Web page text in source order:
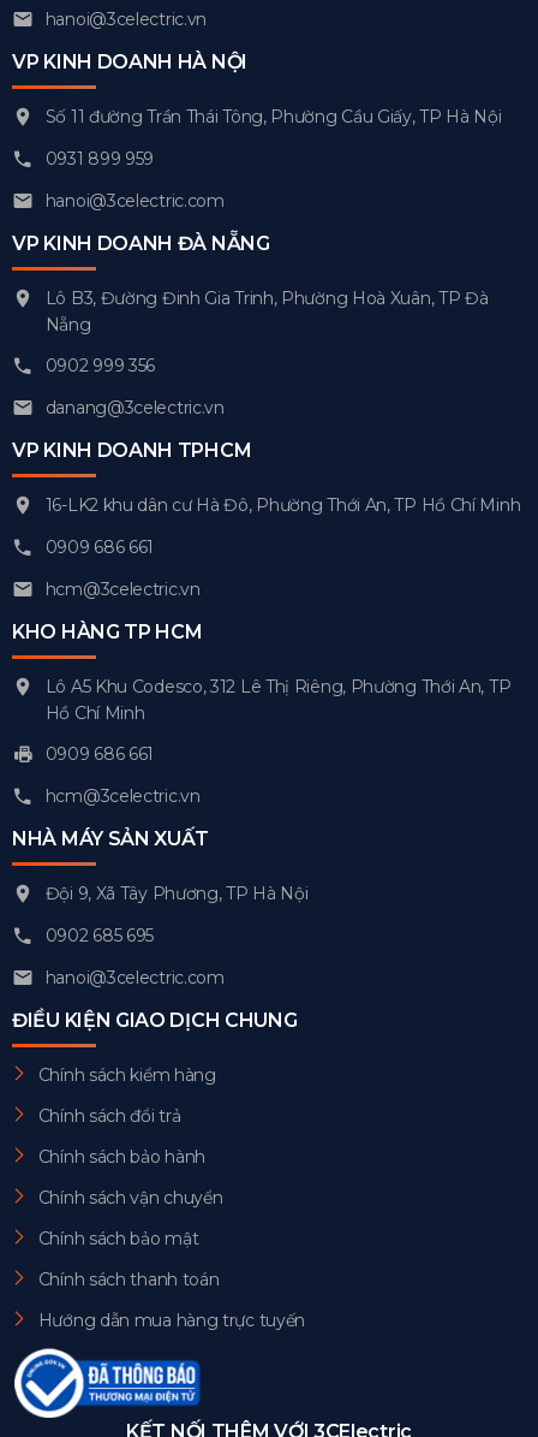
hanoi@3celectric.vn
VP KINH DOANH HÀ NỘI
Số 11 đường Trần Thái Tông, Phường Cầu Giấy, TP Hà Nội
0931 899 959
hanoi@3celectric.com
VP KINH DOANH ĐÀ NẴNG
Lô B3, Đường Đinh Gia Trinh, Phường Hoà Xuân, TP Đà
Nẵng
0902 999 356
danang@3celectric.vn
VP KINH DOANH TPHCM
16-LK2 khu dân cư Hà Đô, Phường Thới An, TP Hồ Chí Minh
0909 686 661
hcm@3celectric.vn
KHO HÀNG TP HCM
Lô A5 Khu Codesco, 312 Lê Thị Riêng, Phường Thới An, TP
Hồ Chí Minh
0909 686 661
hcm@3celectric.vn
NHÀ MÁY SẢN XUẤT
Đội 9, Xã Tây Phương, TP Hà Nội
0902 685 695
hanoi@3celectric.com
ĐIỀU KIỆN GIAO DỊCH CHUNG
Chính sách kiểm hàng
Chính sách đổi trả
Chính sách bảo hành
Chính sách vận chuyển
Chính sách bảo mật
Chính sách thanh toán
Hướng dẫn mua hàng trực tuyến
KẾT NỐI THÊM VỚI 3CElectric